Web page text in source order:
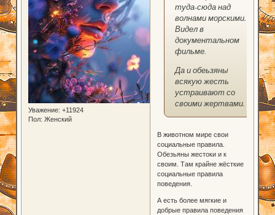
Уважение: +11924
Пол: Женский
туда-сюда над
волнами морскими.
Видел в
документальном
фильме.
Да и обеьзяны
всякую жесть
устраивают со
своими жертвами.
В животном мире свои
социальные правила.
Обезьяны жестоки и к
своим. Там крайне жёсткие
социальные правила
поведения.
А есть более мягкие и
добрые правила поведения